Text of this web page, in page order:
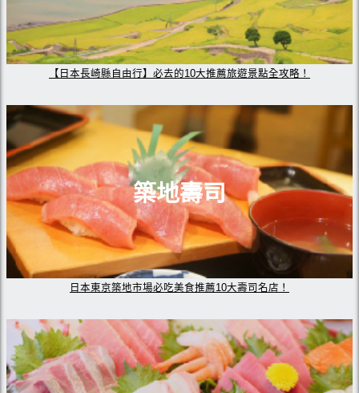
【日本長崎縣自由行】必去的10大推薦旅遊景點全攻略！
築地壽司
日本東京築地市場必吃美食推薦10大壽司名店！